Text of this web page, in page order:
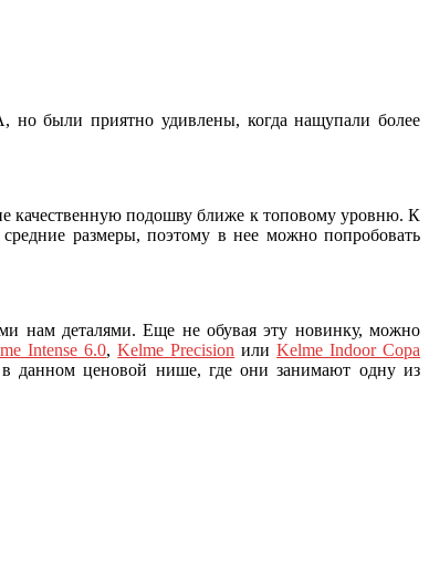
были приятно удивлены, когда нащупали более
качественную подошву ближе к топовому уровню. К
размеры, поэтому в нее можно попробовать
нам деталями. Еще не обувая эту новинку, можно
Intense 6.0,Kelme Precision илиKelme Indoor Copa
в данном ценовой нише, где они занимают одну из